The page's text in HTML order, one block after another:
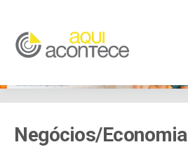
Negócios/Economia